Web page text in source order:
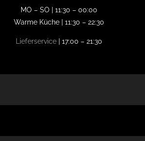
MO – SO | 11:30 – 00:00
Warme Küche | 11:30 – 22:30
Lieferservice | 17:00 – 21:30